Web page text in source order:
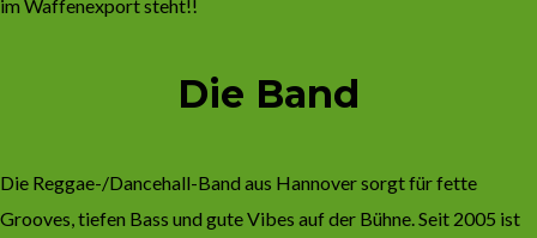
im Waffenexport steht!!
Die Band
Die Reggae-/Dancehall-Band aus Hannover sorgt für fette
Grooves, tiefen Bass und gute Vibes auf der Bühne. Seit 2005 ist